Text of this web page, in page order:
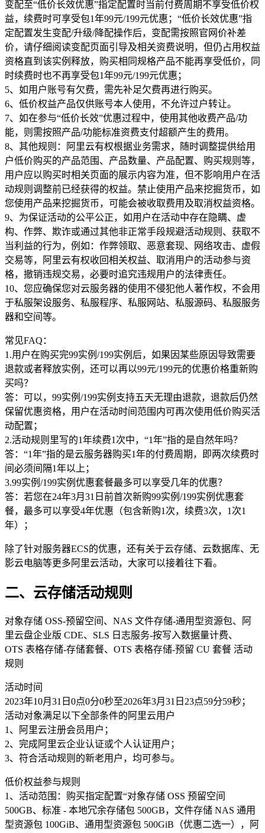
变配至“低价长效优惠”指定配置时当前付费周期不享受低价权
益，续费时可享受包1年99元/199元优惠；“低价长效优惠”指
定配置发生变配/升级/降配操作后，变配需按照官网价补差
价，请仔细阅读变配页面引导及相关资费说明，但仍占用权益
资格直到该实例释放，购买相同规格产品不能再享受低价，同
时续费时也不再享受包1年99元/199元优惠；
5、如用户账号有欠费，需先补足欠费再进行购买。
6、低价权益产品仅供账号本人使用，不允许过户转让。
7、如在参与“低价长效”优惠过程中，使用其他收费产品/功
能，则需按照产品/功能标准资费支付超额产生的费用。
8、其他规则：阿里云有权根据业务需求，随时调整提供给用
户低价购买的产品范围、产品数量、产品配置、购买规则等，
用户应以购买时相关页面的展示内容为准，但不影响用户在活
动规则调整前已经获得的权益。禁止使用产品来挖掘货币，如
您使用产品来挖掘货币，可能会被收取费用及取消权益资格。
9、为保证活动的公平公正，如用户在活动中存在隐瞒、虚
构、作弊、欺诈或通过其他非正常手段规避活动规则、获取不
当利益的行为，例如：作弊领取、恶意套现、网络攻击、虚假
交易等，阿里云有权收回相关权益、取消用户的活动参与资
格，撤销违规交易，必要时追究违规用户的法律责任。
10、您应确保您对云服务器的使用不侵犯他人著作权，不会用
于私服架设服务、私服程序、私服网站、私服源码、私服服务
器和空间等。
常见FAQ：
1.用户在购买完99实例/199实例后，如果因某些原因导致需要
退款或者释放实例，还可以再以99元/199元的优惠价格重新购
买吗？
答：可以，99实例/199实例支持五天无理由退款，退款后仍然
保留优惠资格，用户在活动时间范围内可再次使用低价购买活
动配置；
2.活动规则里写的1年续费1次中，“1年”指的是自然年吗？
答：“1年”指的是云服务器购买1年的付费周期，即两次续费时
间必须间隔1年以上；
3.99实例/199实例优惠套餐最多可以享受几年的优惠？
答：若您在24年3月31日前首次新购99实例/199实例优惠套
餐，最多可以享受4年优惠（包含新购1次，续费3次，1次1
年）；
除了针对服务器ECS的优惠，还有关于云存储、云数据库、无
影云电脑等更多阿里云活动，大家可以接着往下看。
二、云存储活动规则
对象存储 OSS-预留空间、NAS 文件存储-通用型资源包、阿
里云盘企业版 CDE、SLS 日志服务-按写入数据量计费、
OTS 表格存储-存储套餐、OTS 表格存储-预留 CU 套餐 活动
规则
活动时间
2023年10月31日0点0分0秒至2026年3月31日23点59分59秒；
活动对象满足以下全部条件的阿里云用户
1、阿里云注册会员用户；
2、完成阿里云企业认证或个人认证用户；
3、符合活动规则的新老用户，均可参与。
低价权益参与规则
1、活动范围：购买指定配置“对象存储 OSS 预留空间
500GB、标准 - 本地冗余存储包 500GB，文件存储 NAS 通用
型资源包 100GiB、通用型资源包 500GiB（优惠二选一），阿